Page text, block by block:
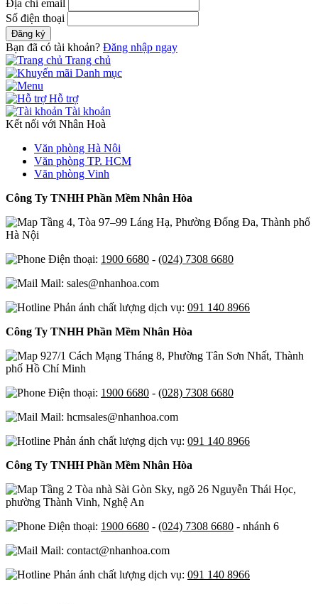
Địa chỉ email
Số điện thoại
Đăng ký
Bạn đã có tài khoản? Đăng nhập ngay
Trang chủ
Danh mục
Hỗ trợ
Tài khoản
Kết nối với Nhân Hoà
Văn phòng Hà Nội
Văn phòng TP. HCM
Văn phòng Vinh
Công Ty TNHH Phần Mềm Nhân Hòa
Tầng 4, Tòa 97–99 Láng Hạ, Phường Đống Đa, Thành phố
Hà Nội
Điện thoại: 1900 6680 - (024) 7308 6680
Mail: sales@nhanhoa.com
Phản ánh chất lượng dịch vụ: 091 140 8966
Công Ty TNHH Phần Mềm Nhân Hòa
927/1 Cách Mạng Tháng 8, Phường Tân Sơn Nhất, Thành
phố Hồ Chí Minh
Điện thoại: 1900 6680 - (028) 7308 6680
Mail: hcmsales@nhanhoa.com
Phản ánh chất lượng dịch vụ: 091 140 8966
Công Ty TNHH Phần Mềm Nhân Hòa
Tầng 2 Tòa nhà Sài Gòn Sky, ngõ 26 Nguyễn Thái Học,
phường Thành Vinh, Nghệ An
Điện thoại: 1900 6680 - (024) 7308 6680 - nhánh 6
Mail: contact@nhanhoa.com
Phản ánh chất lượng dịch vụ: 091 140 8966